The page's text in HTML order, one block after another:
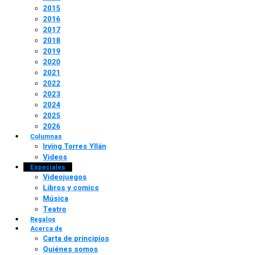
2015
2016
2017
2018
2019
2020
2021
2022
2023
2024
2025
2026
Columnas
Irving Torres Yllán
Videos
Especiales
Videojuegos
Libros y comics
Música
Teatro
Regalos
Acerca de
Carta de principios
Quiénes somos